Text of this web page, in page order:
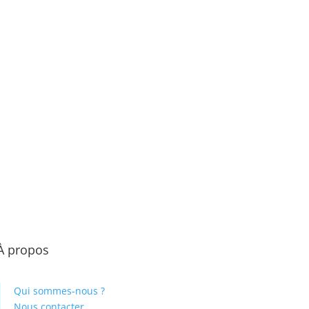
propos
Qui sommes-nous ?